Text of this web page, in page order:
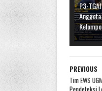
P3-
PREVIOUS
Tim EWS
Pendeteksi